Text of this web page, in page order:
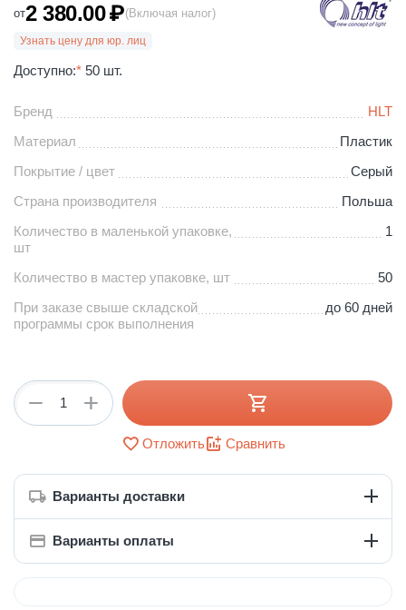
от2 380.00₽(Включая налог)
Узнать цену для юр. лиц
Доступно:* 50 шт.
Бренд
HLT
Материал
Пластик
Покрытие / цвет
Серый
Страна производителя
Польша
Количество в маленькой упаковке,
шт
1
Количество в мастер упаковке, шт
50
При заказе свыше складской
программы срок выполнения
до 60 дней
+
−
Отложить Сравнить
Варианты доставки
Варианты оплаты